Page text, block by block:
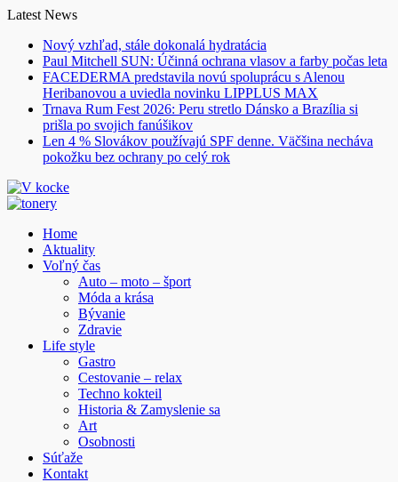
Skip
content
Latest News
Nový vzhľad, stále dokonalá hydratácia
Paul Mitchell SUN: Účinná ochrana vlasov a farby počas leta
FACEDERMA predstavila novú spoluprácu s Alenou
Heribanovou a uviedla novinku LIPPLUS MAX
Trnava Rum Fest 2026: Peru stretlo Dánsko a Brazília si
prišla po svojich fanúšikov
Len 4 % Slovákov používajú SPF denne. Väčšina necháva
pokožku bez ochrany po celý rok
Home
Aktuality
Voľný čas
Auto – moto – šport
Móda a krása
Bývanie
Zdravie
Life style
Gastro
Cestovanie – relax
Techno kokteil
Historia & Zamyslenie sa
Art
Osobnosti
Súťaže
Kontakt